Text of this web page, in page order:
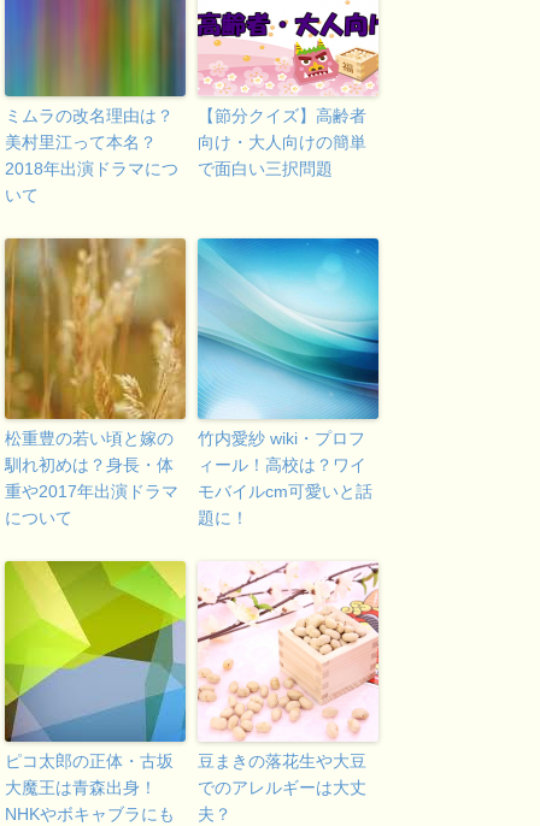
ミムラの改名理由は？
美村里江って本名？
2018年出演ドラマにつ
いて
【節分クイズ】高齢者
向け・大人向けの簡単
で面白い三択問題
松重豊の若い頃と嫁の
馴れ初めは？身長・体
重や2017年出演ドラマ
について
竹内愛紗 wiki・プロフ
ィール！高校は？ワイ
モバイルcm可愛いと話
題に！
ピコ太郎の正体・古坂
大魔王は青森出身！
NHKやボキャブラにも
豆まきの落花生や大豆
でのアレルギーは大丈
夫？